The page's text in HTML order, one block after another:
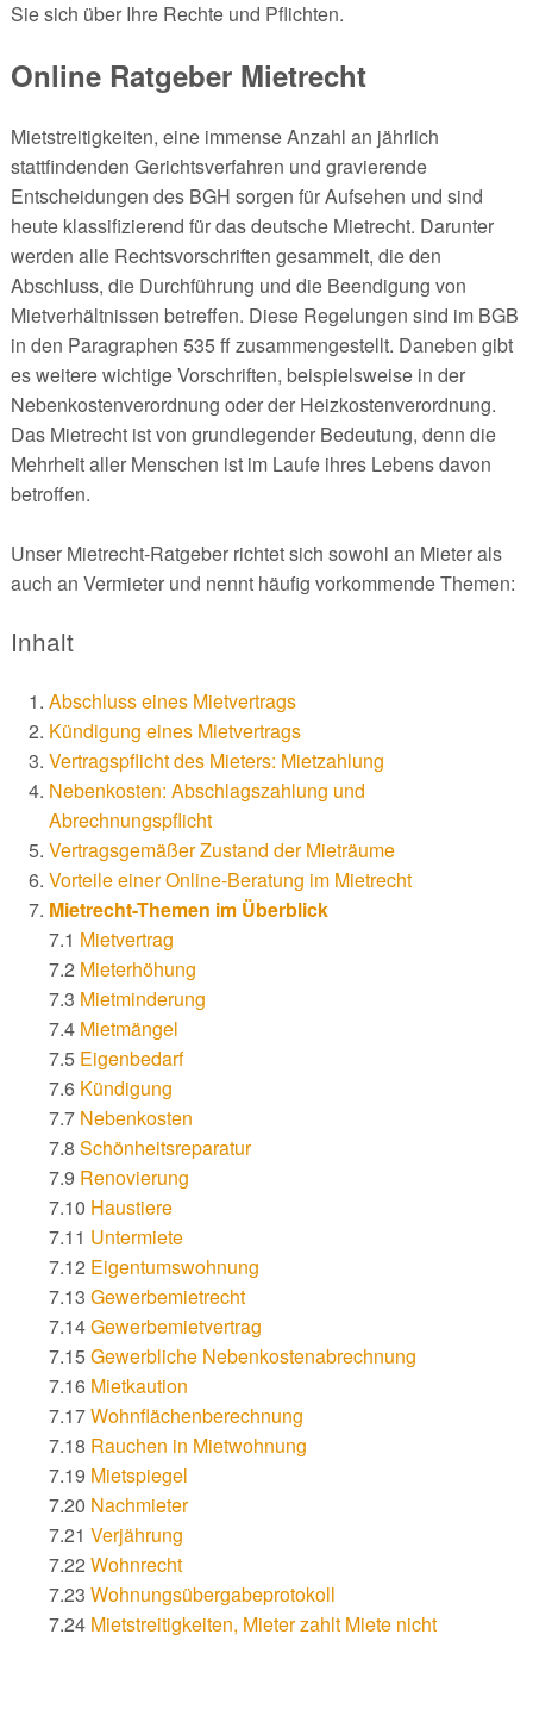
Sie sich über Ihre Rechte und Pflichten.
Online Ratgeber Mietrecht
Mietstreitigkeiten, eine immense Anzahl an jährlich
stattfindenden Gerichtsverfahren und gravierende
Entscheidungen des BGH sorgen für Aufsehen und sind
heute klassifizierend für das deutsche Mietrecht. Darunter
werden alle Rechtsvorschriften gesammelt, die den
Abschluss, die Durchführung und die Beendigung von
Mietverhältnissen betreffen. Diese Regelungen sind im BGB
in den Paragraphen 535 ff zusammengestellt. Daneben gibt
es weitere wichtige Vorschriften, beispielsweise in der
Nebenkostenverordnung oder der Heizkostenverordnung.
Das Mietrecht ist von grundlegender Bedeutung, denn die
Mehrheit aller Menschen ist im Laufe ihres Lebens davon
betroffen.
Unser Mietrecht-Ratgeber richtet sich sowohl an Mieter als
auch an Vermieter und nennt häufig vorkommende Themen:
Inhalt
Abschluss eines Mietvertrags
Kündigung eines Mietvertrags
Vertragspflicht des Mieters: Mietzahlung
Nebenkosten: Abschlagszahlung und
Abrechnungspflicht
Vertragsgemäßer Zustand der Mieträume
Vorteile einer Online-Beratung im Mietrecht
Mietrecht-Themen im Überblick
7.1 Mietvertrag
7.2 Mieterhöhung
7.3 Mietminderung
7.4 Mietmängel
7.5 Eigenbedarf
7.6 Kündigung
7.7 Nebenkosten
7.8 Schönheitsreparatur
7.9 Renovierung
7.10 Haustiere
7.11 Untermiete
7.12 Eigentumswohnung
7.13 Gewerbemietrecht
7.14Gewerbemietvertrag
7.15Gewerbliche Nebenkostenabrechnung
7.16 Mietkaution
7.17Wohnflächenberechnung
7.18 Rauchen in Mietwohnung
7.19 Mietspiegel
7.20 Nachmieter
7.21 Verjährung
7.22 Wohnrecht
7.23 Wohnungsübergabeprotokoll
7.24 Mietstreitigkeiten, Mieter zahlt Miete nicht